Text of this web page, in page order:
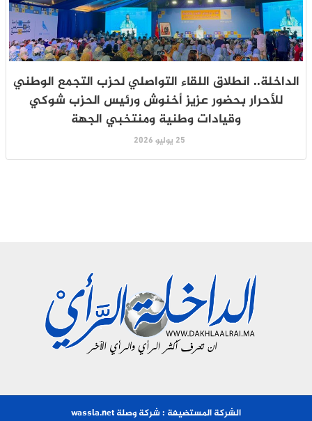
الداخلة.. انطلاق اللقاء التواصلي لحزب التجمع الوطني
للأحرار بحضور عزيز أخنوش ورئيس الحزب شوكي
وقيادات وطنية ومنتخبي الجهة
25 يوليو 2026
الشركة المستضيفة : شركة وصلة wassla.net